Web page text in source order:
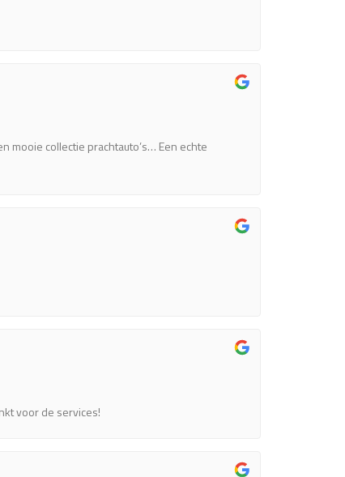
mooie collectie prachtauto’s… Een echte
voor de services!